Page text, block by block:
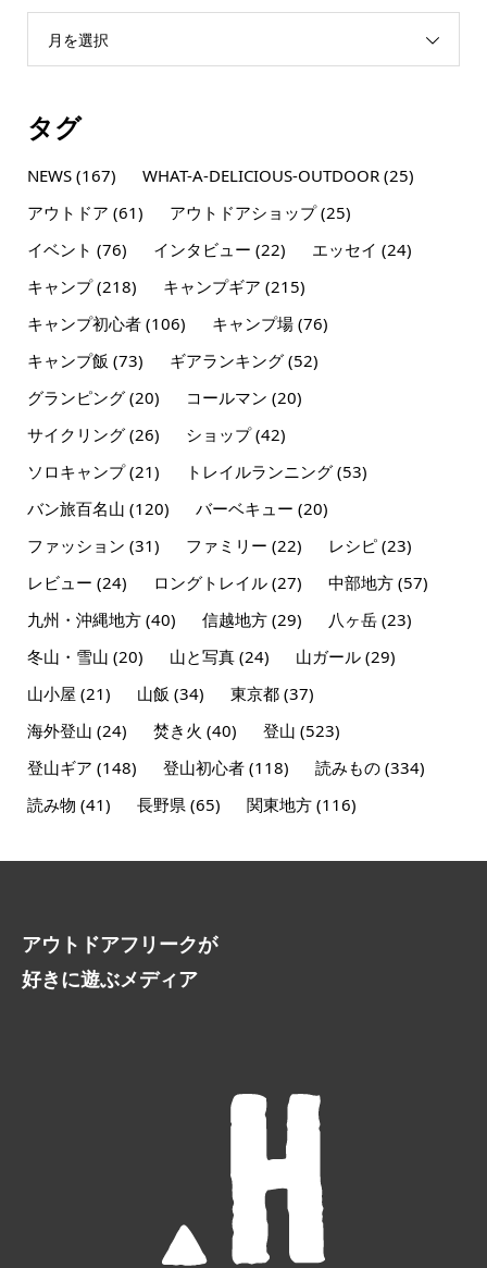
月を選択
タグ
NEWS(167) WHAT-A-DELICIOUS-OUTDOOR(25)
アウトドア (61) アウトドアショップ(25)
イベント (76) インタビュー (22) エッセイ (24)
キャンプ(218) キャンプギア (215)
キャンプ初心者(106) キャンプ場(76)
キャンプ飯 (73) ギアランキング(52)
グランピング(20) コールマン (20)
サイクリング(26) ショップ(42)
ソロキャンプ(21) トレイルランニング(53)
バン旅百名山 (120) バーベキュー (20)
ファッション (31) ファミリー (22) レシピ(23)
レビュー (24) ロングトレイル(27) 中部地方(57)
九州・沖縄地方(40) 信越地方(29) 八ヶ岳(23)
冬山・雪山 (20) 山と写真(24) 山ガール(29)
山小屋 (21) 山飯 (34) 東京都(37)
海外登山 (24) 焚き火 (40) 登山 (523)
登山ギア (148) 登山初心者(118) 読みもの(334)
読み物 (41) 長野県 (65) 関東地方(116)
アウトドアフリークが
好きに遊ぶメディア